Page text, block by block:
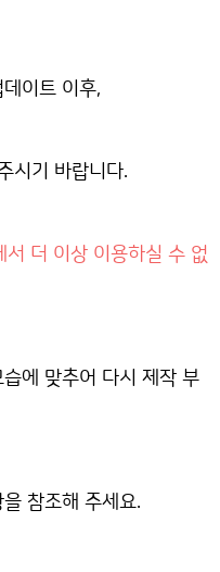
이트 이후,
시기 바랍니다.
서 더 이상 이용하실 수 없
에 맞추어 다시 제작 부
참조해 주세요.